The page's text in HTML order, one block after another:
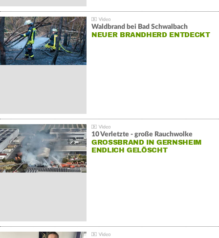
Waldbrand bei Bad Schwalbach
NEUER BRANDHERD ENTDECKT
10 Verletzte - große Rauchwolke
GROSSBRAND IN GERNSHEIM E
NDLICH GELÖSCHT